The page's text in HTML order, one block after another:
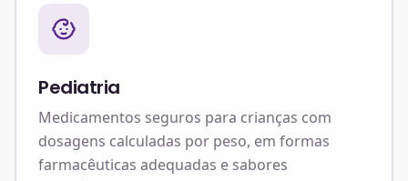
Pediatria
Medicamentos seguros para crianças com
dosagens calculadas por peso, em formas
farmacêuticas adequadas e sabores